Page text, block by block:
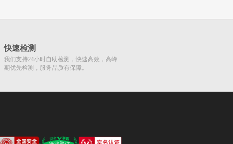
快速检测
我们支持24小时自助检测，快速高效，高峰
期优先检测，服务品质有保障。